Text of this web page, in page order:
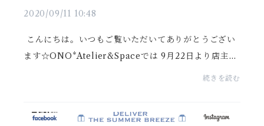
2020/09/11 10:48
こんにちは。いつもご覧いただいてありがとうござい
ます☆ONO*Atelier&Spaceでは 9月22日より店主兼
コラージュ作家 おのみちこ による個展『十二ヶ月 - 日
続きを読む